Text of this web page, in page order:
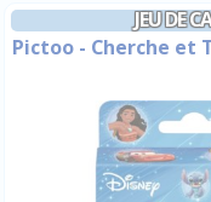
JEU DE
Pictoo - Cherche et